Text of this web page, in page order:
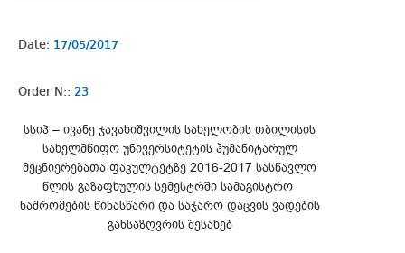
Date: 17/05/2017
Order N:: 23
სსიპ – ივანე ჯავახიშვილის სახელობის თბილისის
სახელმწიფო უნივერსიტეტის ჰუმანიტარულ
მეცნიერებათა ფაკულტეტზე 2016-2017 სასწავლო
წლის გაზაფხულის სემესტრში სამაგისტრო
ნაშრომების წინასწარი და საჯარო დაცვის ვადების
განსაზღვრის შესახებ